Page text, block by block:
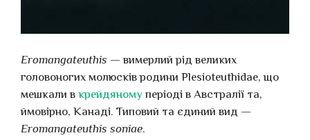
Eromangateuthis — вимерлий рід великих
головоногих молюсків родини Plesioteuthidae, що
мешкали в крейдяному періоді в Австралії та,
ймовірно, Канаді. Типовий та єдиний вид —
Eromangateuthis soniae.